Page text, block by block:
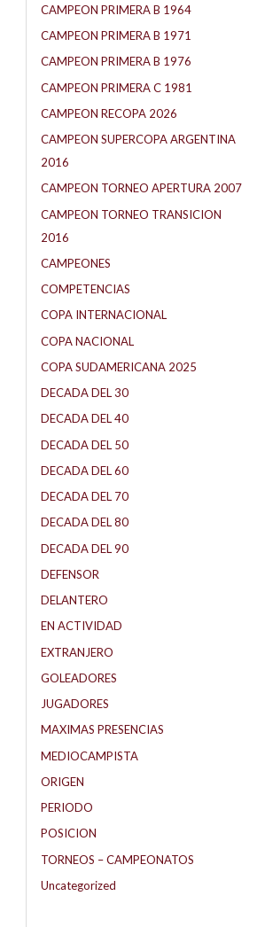
CAMPEON PRIMERA B 1964
CAMPEON PRIMERA B 1971
CAMPEON PRIMERA B 1976
CAMPEON PRIMERA C 1981
CAMPEON RECOPA 2026
CAMPEON SUPERCOPA ARGENTINA
2016
CAMPEON TORNEO APERTURA 2007
CAMPEON TORNEO TRANSICION
2016
CAMPEONES
COMPETENCIAS
COPA INTERNACIONAL
COPA NACIONAL
COPA SUDAMERICANA 2025
DECADA DEL 30
DECADA DEL 40
DECADA DEL 50
DECADA DEL 60
DECADA DEL 70
DECADA DEL 80
DECADA DEL 90
DEFENSOR
DELANTERO
EN ACTIVIDAD
EXTRANJERO
GOLEADORES
JUGADORES
MAXIMAS PRESENCIAS
MEDIOCAMPISTA
ORIGEN
PERIODO
POSICION
TORNEOS – CAMPEONATOS
Uncategorized